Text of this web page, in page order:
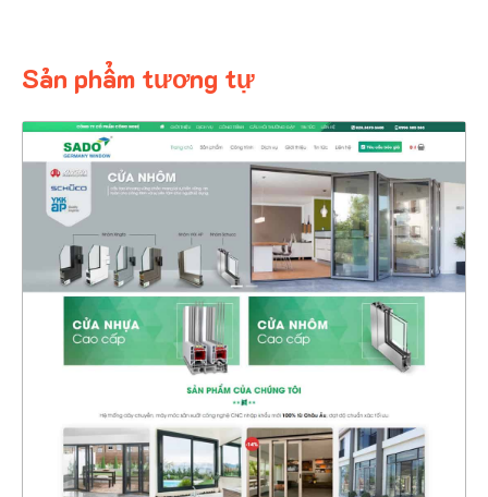
Sản phẩm tương tự
4356
CHI TIẾT